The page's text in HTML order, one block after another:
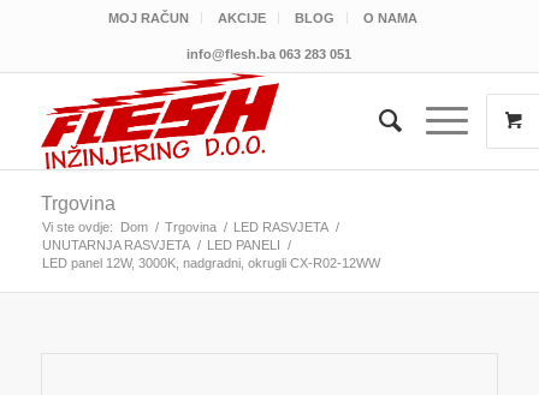
MOJ RAČUN AKCIJE BLOG O NAMA
info@flesh.ba 063 283 051
Trgovina
Vi ste ovdje: Dom / Trgovina / LED RASVJETA /
UNUTARNJA RASVJETA / LED PANELI /
LED panel 12W, 3000K, nadgradni, okrugli CX-R02-12WW